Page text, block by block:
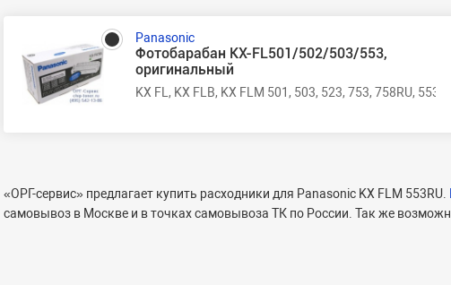
Panasonic
Фотобарабан KX-FL501/502/503/553,
оригинальный
KX FL, KX FLB, KX FLM 501, 503, 523, 753, 758RU, 553RU
«ОРГ-сервис» предлагает купить расходники для Panasonic KX FLM 553RU.
самовывоз в Москве и в точках самовывоза ТК по России. Так же